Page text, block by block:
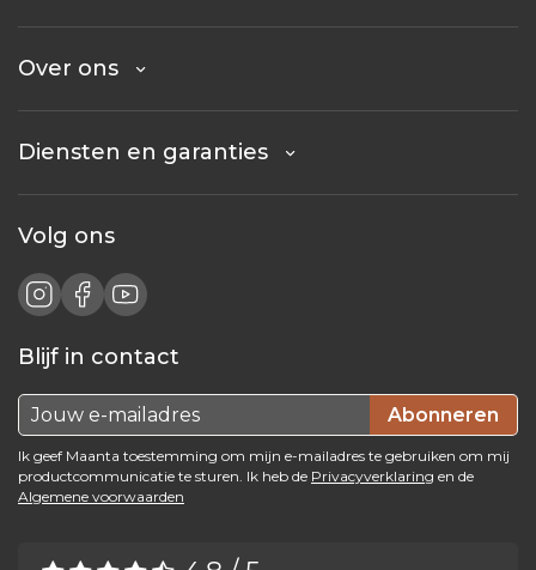
Over ons
Diensten en garanties
Volg ons
Blijf in contact
Abonneren
Ik geef Maanta toestemming om mijn e-mailadres te gebruiken om mij
productcommunicatie te sturen. Ik heb de Privacyverklaring en de
Algemene voorwaarden